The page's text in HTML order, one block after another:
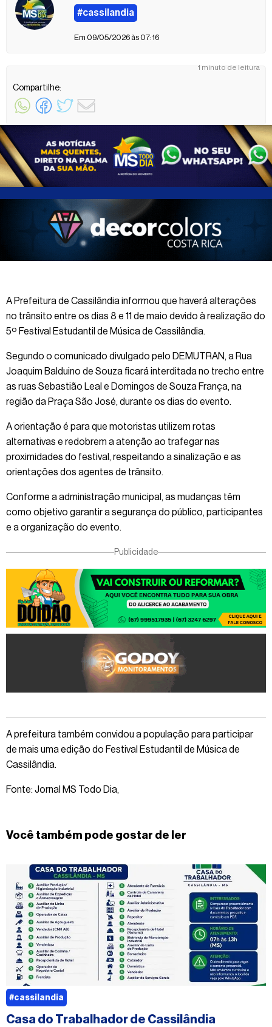
1 minuto de leitura
#cassilandia
Em 09/05/2026 às 07:16
Compartilhe:
A Prefeitura de Cassilândia informou que haverá alterações
no trânsito entre os dias 8 e 11 de maio devido à realização do
5º Festival Estudantil de Música de Cassilândia.
Segundo o comunicado divulgado pelo DEMUTRAN, a Rua
Joaquim Balduino de Souza ficará interditada no trecho entre
as ruas Sebastião Leal e Domingos de Souza França, na
região da Praça São José, durante os dias do evento.
A orientação é para que motoristas utilizem rotas
alternativas e redobrem a atenção ao trafegar nas
proximidades do festival, respeitando a sinalização e as
orientações dos agentes de trânsito.
Conforme a administração municipal, as mudanças têm
como objetivo garantir a segurança do público, participantes
e a organização do evento.
Publicidade
A prefeitura também convidou a população para participar
de mais uma edição do Festival Estudantil de Música de
Cassilândia.
Fonte: Jornal MS Todo Dia,
Você também pode gostar de ler
Casa do Trabalhador de Cassilândia
#cassilandia